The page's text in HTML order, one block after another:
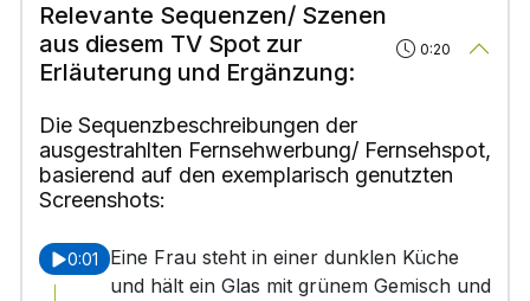
Relevante Sequenzen/ Szenen
aus diesem TV Spot zur
Erläuterung und Ergänzung:
0:20
Die Sequenzbeschreibungen der
ausgestrahlten Fernsehwerbung/ Fernsehspot,
basierend auf den exemplarisch genutzten
Screenshots:
0:01
Eine Frau steht in einer dunklen Küche
und hält ein Glas mit grünem Gemisch und